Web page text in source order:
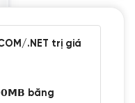
.NET trị giá
băng